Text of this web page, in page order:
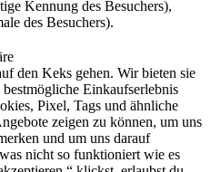
Kennung des Besuchers),
des Besuchers).
den Keks gehen. Wir bieten sie
Einkaufserlebnis
Pixel, Tags und ähnliche
zeigen zu können, um uns
und um uns darauf
nicht so funktioniert wie es